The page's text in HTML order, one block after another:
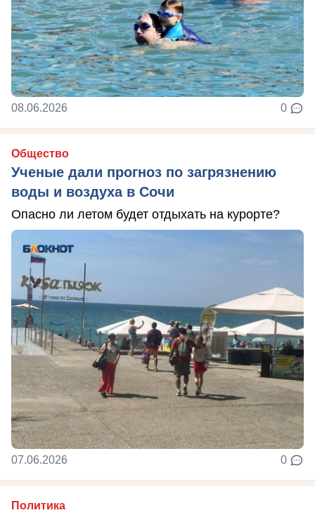
08.06.2026 0
Общество
Ученые дали прогноз по загрязнению
воды и воздуха в Сочи
Опасно ли летом будет отдыхать на курорте?
07.06.2026 0
Политика